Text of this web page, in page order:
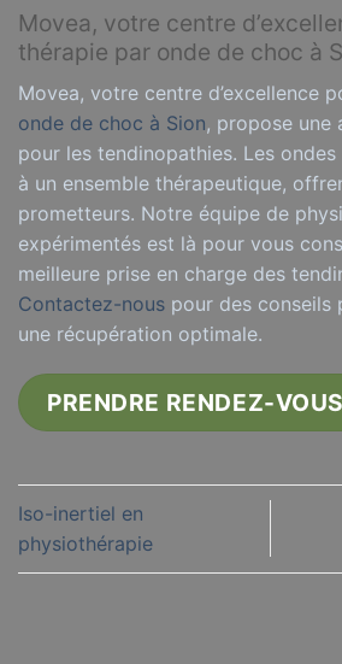
Movea, votre centre
thérapie par onde de choc à
Movea, votre centre d’excellence
onde de choc à Sion, propose une
pour les tendinopathies. Les
à un ensemble thérapeutique,
prometteurs. Notre équipe de
expérimentés est là pour vous
meilleure prise en charge des
Contactez-nous pour des conseils
une récupération optimale.
PRENDRE RENDEZ-VOUS
Iso-inertiel en
physiothérapie